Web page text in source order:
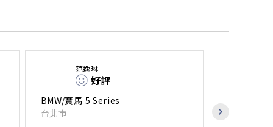
范逸琳
好評
BMW/寶馬 5 Series
台北市